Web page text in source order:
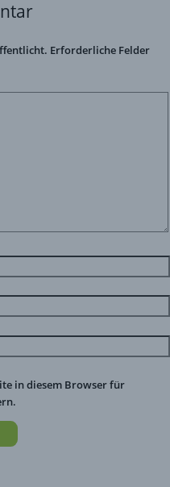
Erforderliche Felder
in diesem Browser für